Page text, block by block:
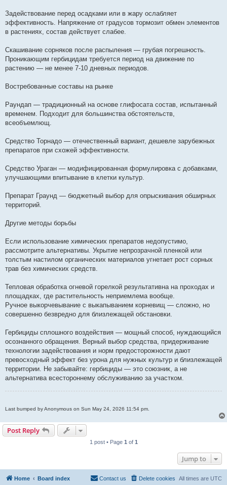
Задействование перед осадками или в жару ослабляет
эффективность. Напряжение от градусов тормозит обмен элементов
в растениях, состав действует слабее.
Скашивание сорняков после распыления — грубая погрешность.
Проникающим гербицидам требуется период на движение по
растению — не менее 7-10 дневных периодов.
Востребованные составы на рынке
Раундап — традиционный на основе глифосата состав, испытанный
временем. Подходит для большинства обстоятельств,
всеобъемлющ.
Средство Торнадо — отечественный вариант, дешевле зарубежных
препаратов при схожей эффективности.
Средство Ураган — модифицированная формулировка с добавками,
улучшающими впитывание в клетки культур.
Препарат Граунд — бюджетный выбор для опрыскивания обширных
территорий.
Другие методы борьбы
Если использование химических препаратов недопустимо,
рассмотрите альтернативы. Укрытие непрозрачной пленкой или
толстым настилом органических материалов угнетает рост сорных
трав без химических средств.
Тепловая обработка огневой горелкой результативна на проходах и
площадках, где растительность неприемлема вообще.
Ручное выкорчевывание с выкапыванием корневищ — сложно, но
совершенно безвредно для близлежащей обстановки.
Гербициды сплошного воздействия — мощный способ, нуждающийся
осознанного обращения. Верный выбор средства, придерживание
технологии задействования и норм предосторожности дают
превосходный эффект без урона для нужных культур и близлежащей
территории. Не забывайте: гербициды — это союзник, а не
альтернатива всестороннему обслуживанию за участком.
Last bumped by Anonymous on Sun May 24, 2026 11:54 pm.
Post Reply
1 post • Page 1 of 1
Jump to
Home Board index All times are UTC
Delete cookies
Contact us